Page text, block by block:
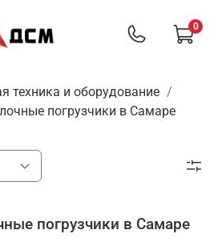
0
техника и оборудование
погрузчики в Самаре
погрузчики в Самаре